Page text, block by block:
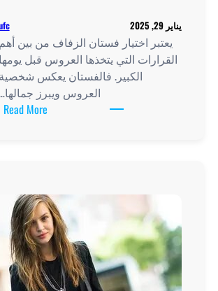
يناير 29, 2025 ufc
يعتبر اختيار فستان الزفاف من بين أهم
القرارات التي يتخذها العروس قبل يومها
الكبير. فالفستان يعكس شخصية
العروس ويبرز جمالها…
Read More
: